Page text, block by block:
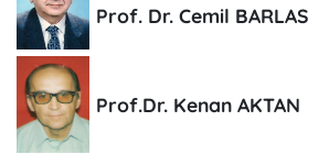
Prof. Dr. Cemil BARLAS
Prof.Dr. Kenan AKTAN